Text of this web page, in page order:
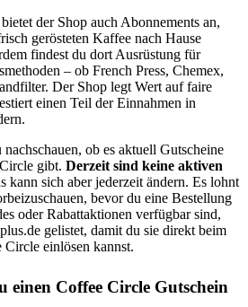
der Shop auch Abonnements an,
gerösteten Kaffee nach Hause
findest du dort Ausrüstung für
– ob French Press, Chemex,
Der Shop legt Wert auf faire
einen Teil der Einnahmen in
ob es aktuell Gutscheine
gibt. Derzeit sind keine aktiven
kann sich aber jederzeit ändern. Es lohnt
bevor du eine Bestellung
oder Rabattaktionen verfügbar sind,
gelistet, damit du sie direkt beim
einlösen kannst.
einen Coffee Circle Gutschein